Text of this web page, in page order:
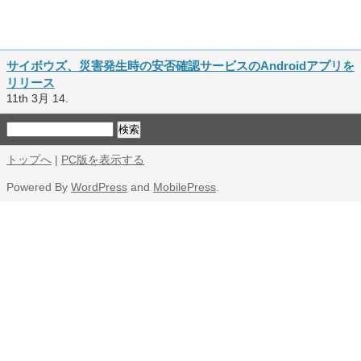
サイボウズ、災害発生時の安否確認サービスのAndroidアプリを
リリース
11th 3月 14.
トップへ | PC版を表示する
Powered By WordPress and MobilePress